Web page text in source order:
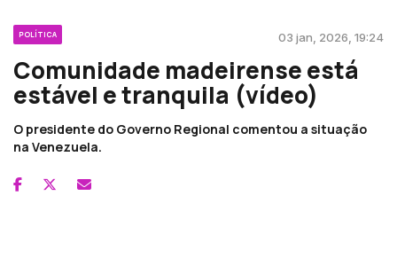
POLÍTICA 03 jan, 2026, 19:24
Comunidade madeirense está
estável e tranquila (vídeo)
O presidente do Governo Regional comentou a situação
na Venezuela.